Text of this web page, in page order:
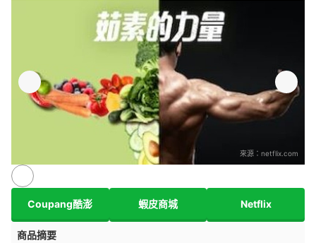
來源： netflix.com
Coupang酷澎 蝦皮商城 Netflix
商品摘要